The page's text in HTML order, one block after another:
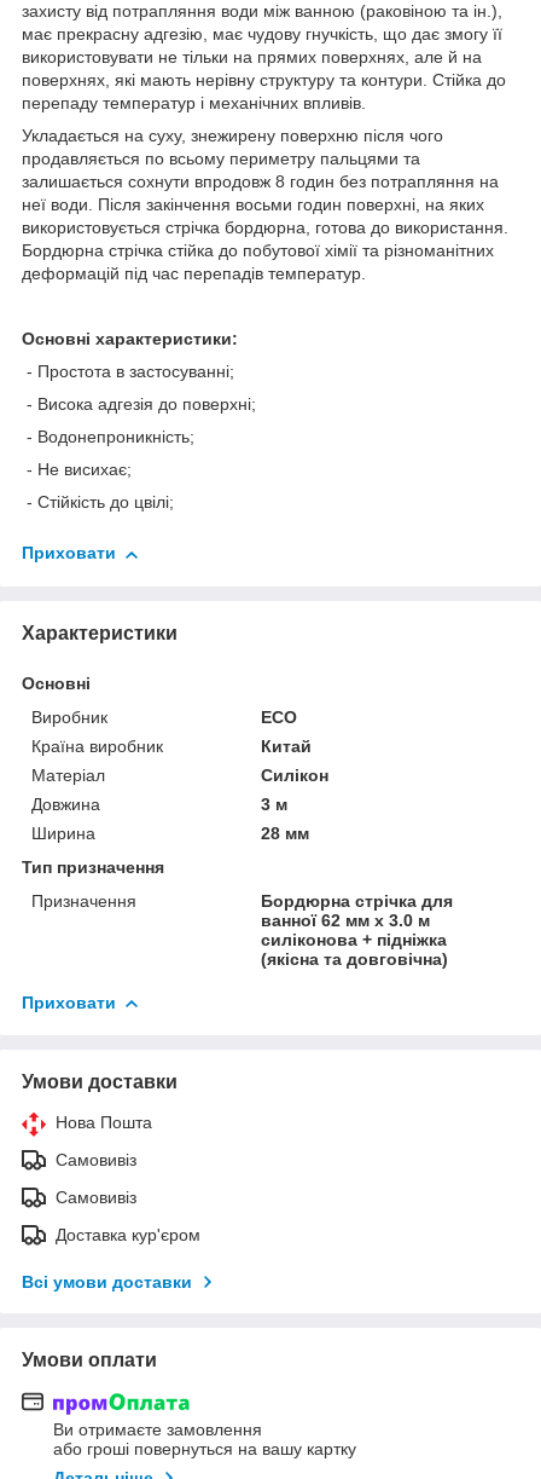
захисту від потрапляння води між ванною (раковіною та ін.),
має прекрасну адгезію, має чудову гнучкість, що дає змогу її
використовувати не тільки на прямих поверхнях, але й на
поверхнях, які мають нерівну структуру та контури. Стійка до
перепаду температур і механічних впливів.
Укладається на суху, знежирену поверхню після чого
продавляється по всьому периметру пальцями та
залишається сохнути впродовж 8 годин без потрапляння на
неї води. Після закінчення восьми годин поверхні, на яких
використовується стрічка бордюрна, готова до використання.
Бордюрна стрічка стійка до побутової хімії та різноманітних
деформацій під час перепадів температур.
Основні характеристики:
- Простота в застосуванні;
- Висока адгезія до поверхні;
- Водонепроникність;
- Не висихає;
- Стійкість до цвілі;
Приховати
Характеристики
Основні
Виробник
ECO
Країна виробник
Китай
Матеріал
Силікон
Довжина
3 м
Ширина
28 мм
Тип призначення
Призначення
Бордюрна стрічка для
ванної 62 мм x 3.0 м
силіконова + підніжка
(якісна та довговічна)
Приховати
Умови доставки
Нова Пошта
Самовивіз
Самовивіз
Доставка кур'єром
Всі умови доставки
Умови оплати
Ви отримаєте замовлення
або гроші повернуться на вашу картку